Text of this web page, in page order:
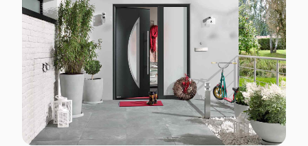
→ Alle ansehen
Rauchschutz-Türen
→ Alle ansehen